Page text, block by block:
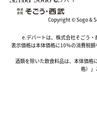
Copyright © Sogo &
e.デパートは、株式会社そごう・
表示価格は本体価格に10％の消費税
酒類を除いた飲食料品は、本体価格
格）」